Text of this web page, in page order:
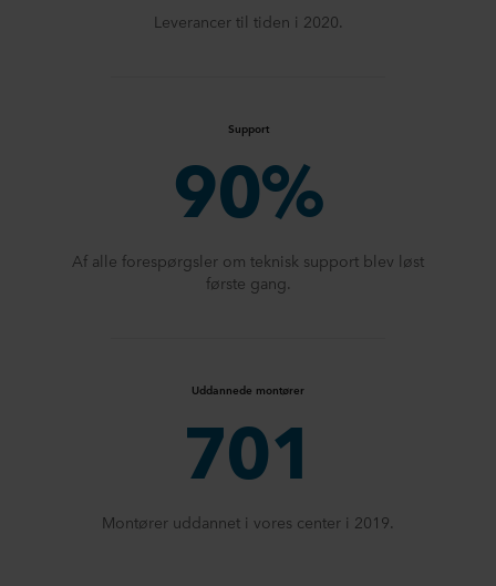
Leverancer til tiden i 2020.
Support
90%
Af alle forespørgsler om teknisk support blev løst
første gang.
Uddannede montører
701
Montører uddannet i vores center i 2019.